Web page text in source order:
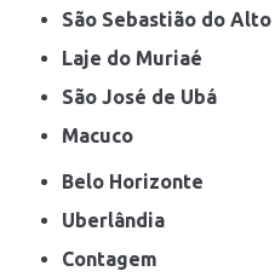
São Sebastião do Alto
Laje do Muriaé
São José de Ubá
Macuco
Belo Horizonte
Uberlândia
Contagem